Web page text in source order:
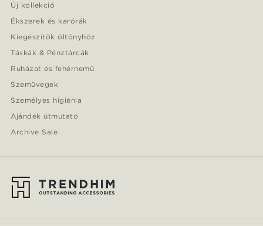
Új kollekció
Ékszerek és karórák
Kiegészítők öltönyhöz
Táskák & Pénztárcák
Ruházat és fehérnemű
Szemüvegek
Személyes higiénia
Ajándék útmutató
Archive Sale